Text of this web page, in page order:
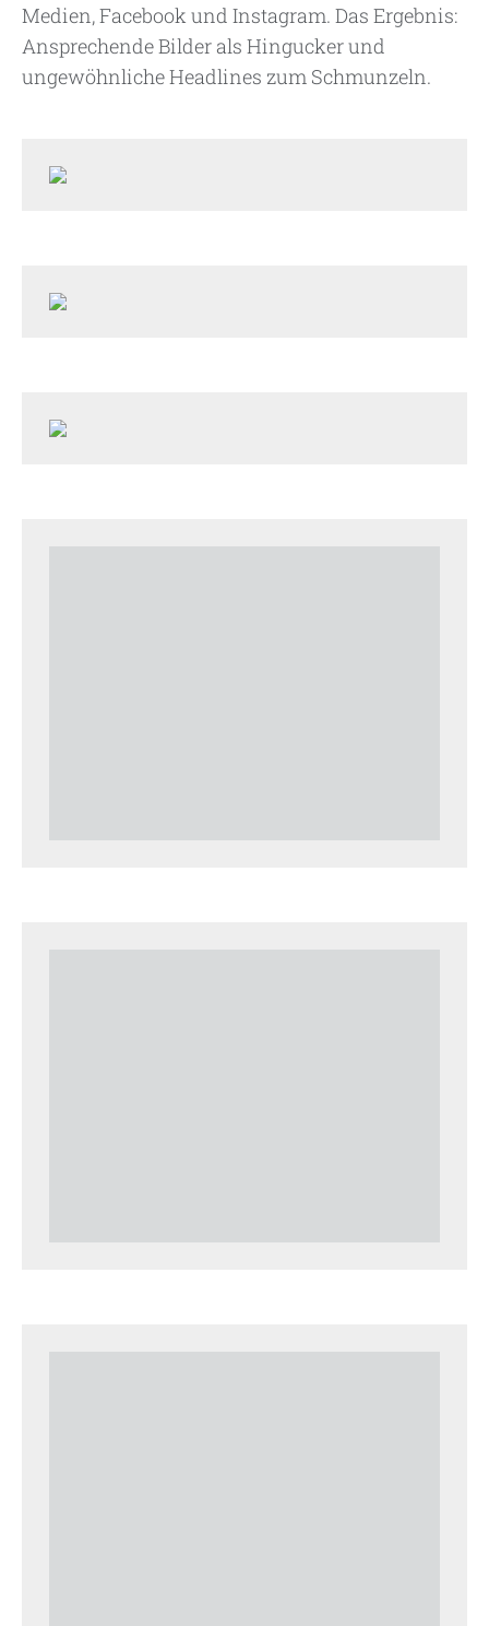
Medien, Facebook und Instagram. Das Ergebnis:
Ansprechende Bilder als Hingucker und
ungewöhnliche Headlines zum Schmunzeln.